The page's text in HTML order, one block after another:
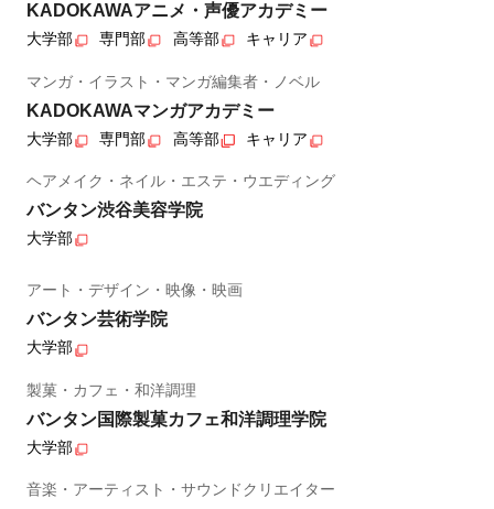
KADOKAWAアニメ・声優アカデミー
大学部 専門部 高等部 キャリア
マンガ・イラスト・マンガ編集者・ノベル
KADOKAWAマンガアカデミー
大学部 専門部 高等部 キャリア
ヘアメイク・ネイル・エステ・ウエディング
バンタン渋谷美容学院
大学部
アート・デザイン・映像・映画
バンタン芸術学院
大学部
製菓・カフェ・和洋調理
バンタン国際製菓カフェ和洋調理学院
大学部
音楽・アーティスト・サウンドクリエイター